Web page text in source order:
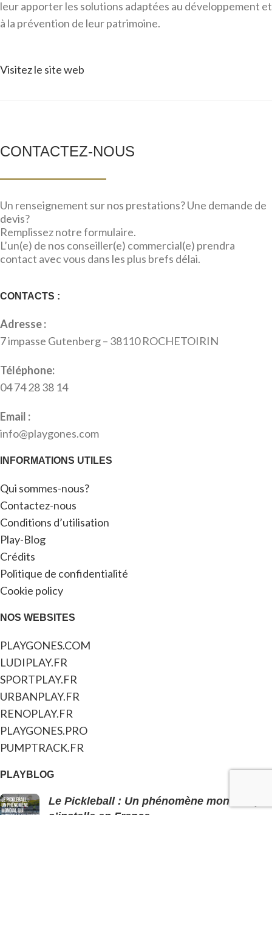
leur apporter les solutions adaptées au développement et
à la prévention de leur patrimoine.
Visitez le site web
CONTACTEZ-NOUS
Un renseignement sur nos prestations? Une demande de
devis?
Remplissez notre formulaire.
L’un(e) de nos conseiller(e) commercial(e) prendra
contact avec vous dans les plus brefs délai.
CONTACTS :
Adresse :
7 impasse Gutenberg – 38110 ROCHETOIRIN
Téléphone:
04 74 28 38 14
Email :
info@playgones.com
INFORMATIONS UTILES
Qui sommes-nous?
Contactez-nous
Conditions d’utilisation
Play-Blog
Crédits
Politique de confidentialité
Cookie policy
NOS WEBSITES
PLAYGONES.COM
LUDIPLAY.FR
SPORTPLAY.FR
URBANPLAY.FR
RENOPLAY.FR
PLAYGONES.PRO
PUMPTRACK.FR
PLAYBLOG
Le Pickleball : Un phénomène mondial qui
s’installe en France